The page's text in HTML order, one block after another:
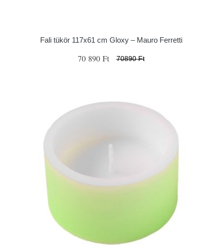
Fali tükör 117x61 cm Gloxy – Mauro Ferretti
70 890 Ft 70890 Ft